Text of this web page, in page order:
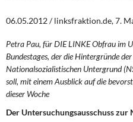
Leitlinien linker
Wirtschaftspolitik
Steuer- und Finanzpolitik
06.05.2012 / linksfraktion.de, 7.
Petra Pau, für DIE LINKE Obfrau im
Bundestages, der die Hintergründe
Nationalsozialistischen Untergrund
soll, mit einem Ausblick auf die
dieser Woche
Der Untersuchungsausschuss